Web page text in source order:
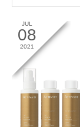
JUL
08
2021